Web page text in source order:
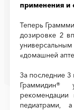
применения и
Теперь
дозировке 2
«домашней
За последние
Граммидин®
рекомендации
педиатрами,